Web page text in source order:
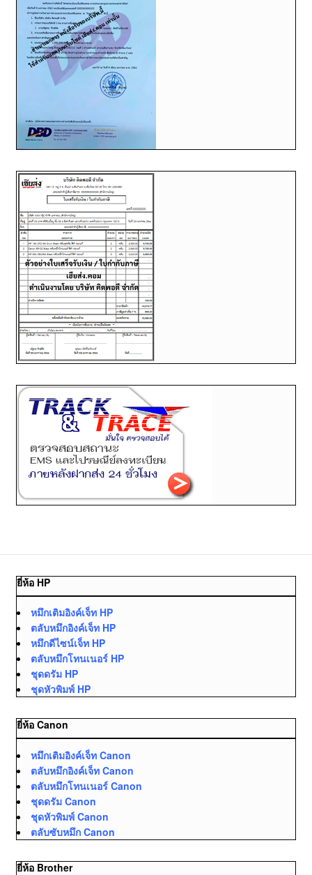
ยี่ห้อ HP
หมึกเติมอิงค์เจ็ท HP
ตลับหมึกอิงค์เจ็ท HP
หมึกดีไซน์เจ็ท HP
ตลับหมึกโทนเนอร์ HP
ชุดดรัม HP
ชุดหัวพิมพ์ HP
ยี่ห้อ Canon
หมึกเติมอิงค์เจ็ท Canon
ตลับหมึกอิงค์เจ็ท Canon
ตลับหมึกโทนเนอร์ Canon
ชุดดรัม Canon
ชุดหัวพิมพ์ Canon
ตลับซับหมึก Canon
ยี่ห้อ Brother